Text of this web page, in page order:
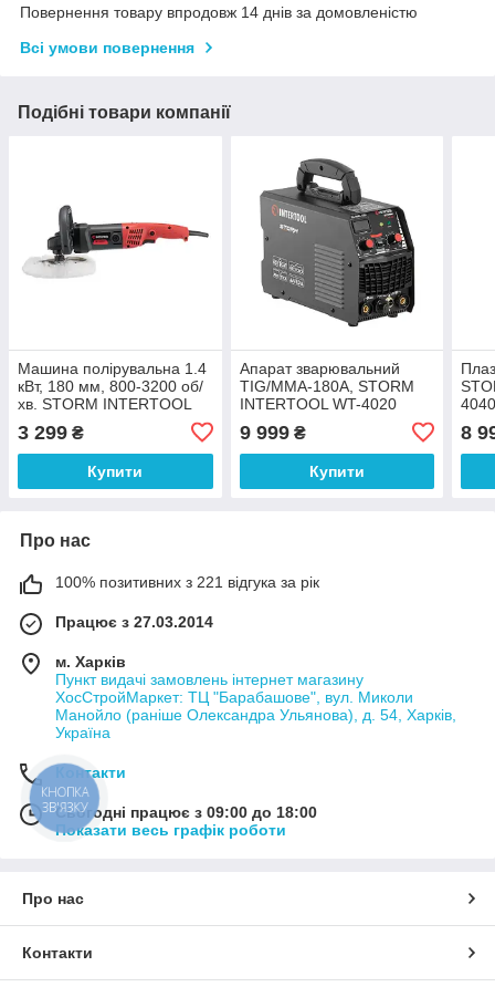
Повернення товару впродовж 14 днів за домовленістю
Всі умови повернення
Подібні товари компанії
Машина полiрувальна 1.4
кВт, 180 мм, 800-3200 об/
хв. STORM INTERTOOL
3 299 ₴
Купити
Апарат зварювальний
TIG/MMA-180A, STORM
INTERTOOL WT-4020
9 999₴
Купити
8
Про нас
100% позитивних з 221 відгука за рік
Працює з 27.03.2014
м. Харків
Пункт видачі замовлень інтернет магазину
ХосСтройМаркет: ТЦ "Барабашове", вул. Миколи
Манойло (раніше Олександра Ульянова), д. 54, Харків,
Україна
Контакти
Сьогодні працює з 09:00 до 18:00
Показати весь графік роботи
Про нас
Контакти
КНОПКА
ЗВ'ЯЗКУ